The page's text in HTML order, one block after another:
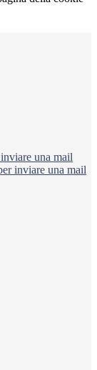
una mail
inviare una mail